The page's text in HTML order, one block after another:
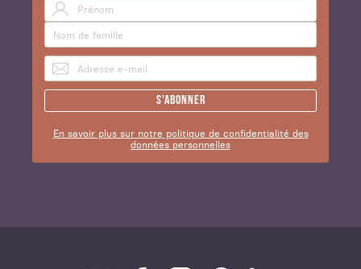
S'abonner
En savoir plus sur notre politique de confidentialité des
données personnelles